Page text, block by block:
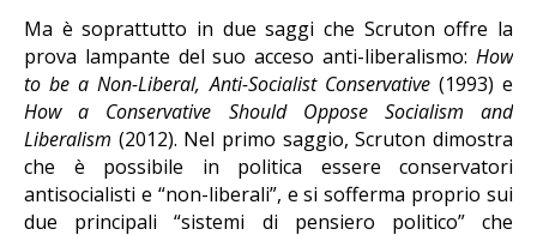
Ma è soprattutto in due saggi che Scruton offre la
prova lampante del suo acceso anti-liberalismo: How
to be a Non-Liberal, Anti-Socialist Conservative (1993) e
How a Conservative Should Oppose Socialism and
Liberalism (2012). Nel primo saggio, Scruton dimostra
che è possibile in politica essere conservatori
antisocialisti e “non-liberali”, e si sofferma proprio sui
due principali “sistemi di pensiero politico” che